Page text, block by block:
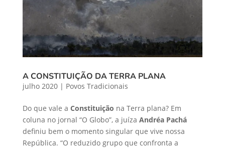
A CONSTITUIÇÃO DA TERRA PLANA
julho 2020| Povos Tradicionais
Do que vale a Constituição na Terra plana? Em
coluna no jornal “O Globo”, a juíza Andréa Pachá
definiu bem o momento singular que vive nossa
República. “O reduzido grupo que confronta a